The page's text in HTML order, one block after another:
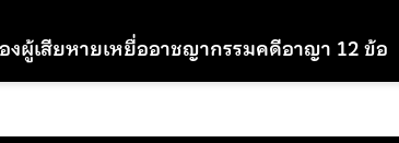
ผู้เสียหายเหยื่ออาชญากรรมคดีอาญา 12 ข้อ